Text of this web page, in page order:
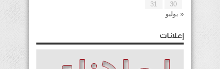
30
31
« يوليو
إعلانات